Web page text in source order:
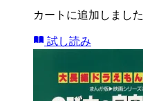
カートに追加しました
試し読み